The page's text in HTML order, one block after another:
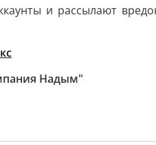
и рассылают
Надым"